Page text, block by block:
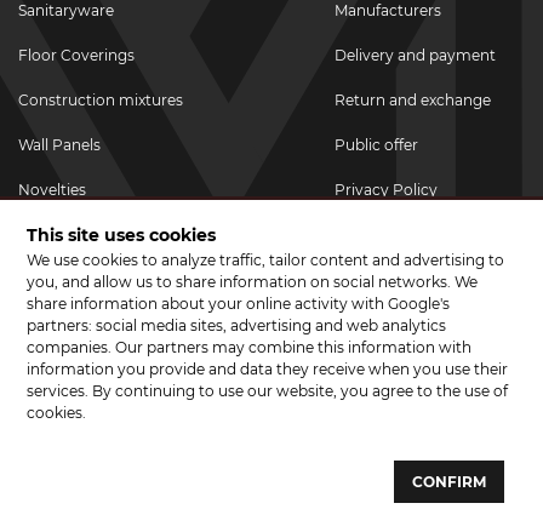
Sanitaryware
Floor Coverings
Construction mixtures
Wall Panels
Novelties
Promotional goods
Promotions & Discounts
Manufacturers
Delivery and payment
Return and exchange
Public offer
Privacy Policy
JOIN US ON SOCIAL NETWORKS
Website development and development of sites - web studio "Brand-A"
This site uses cookies
We use cookies to analyze traffic, tailor content and advertising to
you, and allow us to share information on social networks. We
share information about your online activity with Google's
partners: social media sites, advertising and web analytics
companies. Our partners may combine this information with
information you provide and data they receive when you use their
services. By continuing to use our website, you agree to the use of
cookies.
CONFIRM